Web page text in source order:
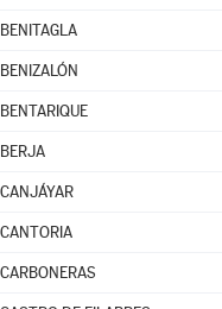
BENITAGLA
BENIZALÓN
BENTARIQUE
BERJA
CANJÁYAR
CANTORIA
CARBONERAS